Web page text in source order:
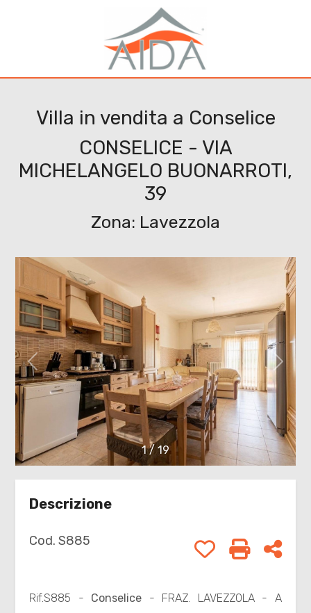
Villa in vendita a Conselice
CONSELICE - VIA
MICHELANGELO BUONARROTI,
39
Zona: Lavezzola
1 / 19
Descrizione
Cod. S885 Stampa:
Preferiti: Cod.
Rif.S885 - Conselice - FRAZ. LAVEZZOLA - A
CERCA IMMOBILI
VENDI
CHI
LAVORA
CON
NOI
CONTATTI
Scegli
dove
cercare
Provincia
Comune
Qualsiasi